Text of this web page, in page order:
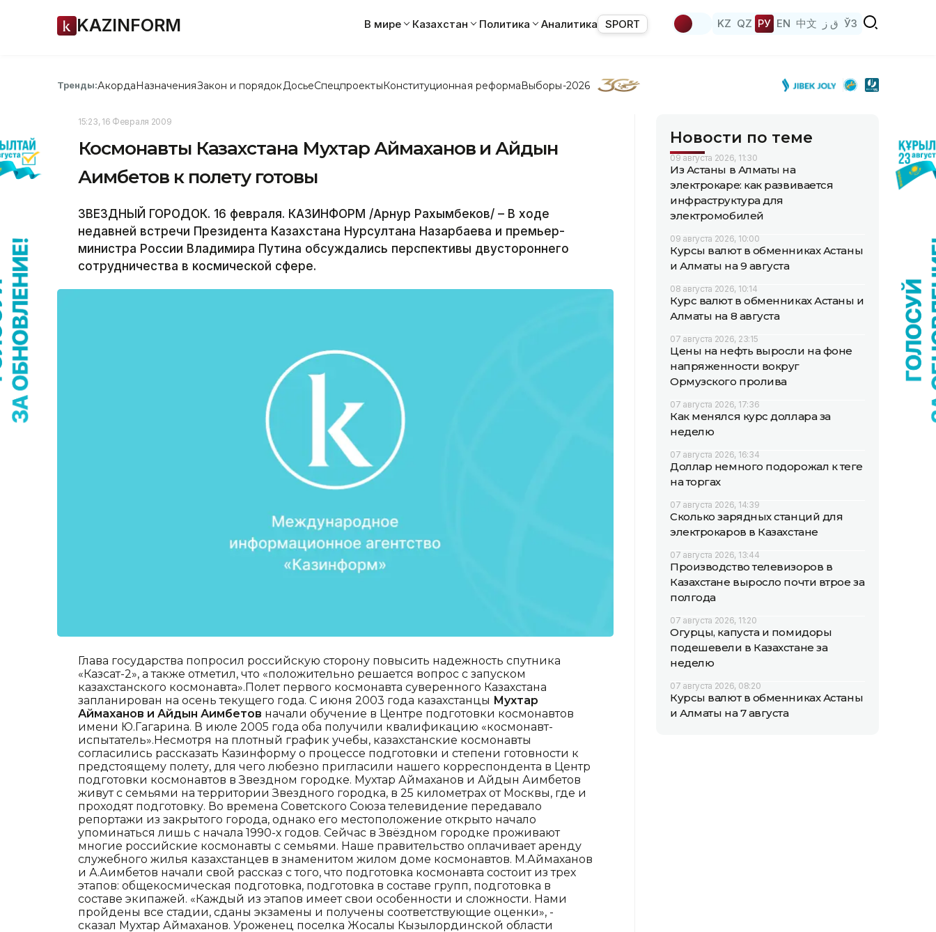
KAZINFORM В мире Казахстан Политика Аналитика SPORT KZ QZ РУ EN 中文 ق ز ЎЗ
Тренды:АкордаНазначенияЗакон и порядок ДосьеСпецпроектыКонституционная реформаВыборы-2026
15:23, 16 Февраля 2009
Космонавты Казахстана Мухтар Аймаханов и Айдын
Аимбетов к полету готовы
ЗВЕЗДНЫЙ ГОРОДОК. 16 февраля. КАЗИНФОРМ /Арнур Рахымбеков/ – В ходе
недавней встречи Президента Казахстана Нурсултана Назарбаева и премьер-
министра России Владимира Путина обсуждались перспективы двустороннего
сотрудничества в космической сфере.
Глава государства попросил российскую сторону повысить надежность спутника
«Казсат-2», а также отметил, что «положительно решается вопрос с запуском
казахстанского космонавта».Полет первого космонавта суверенного Казахстана
запланирован на осень текущего года. С июня 2003 года казахстанцы Мухтар
Аймаханов и Айдын Аимбетов начали обучение в Центре подготовки космонавтов
имени Ю.Гагарина. В июле 2005 года оба получили квалификацию «космонавт-
испытатель».Несмотря на плотный график учебы, казахстанские космонавты
согласились рассказать Казинформу о процессе подготовки и степени готовности к
предстоящему полету, для чего любезно пригласили нашего корреспондента в Центр
подготовки космонавтов в Звездном городке. Мухтар Аймаханов и Айдын Аимбетов
живут с семьями на территории Звездного городка, в 25 километрах от Москвы, где и
проходят подготовку. Во времена Советского Союза телевидение передавало
репортажи из закрытого города, однако его местоположение открыто начало
упоминаться лишь с начала 1990-х годов. Сейчас в Звёздном городке проживают
многие российские космонавты с семьями. Наше правительство оплачивает аренду
служебного жилья казахстанцев в знаменитом жилом доме космонавтов. М.Аймаханов
и А.Аимбетов начали свой рассказ с того, что подготовка космонавта состоит из трех
этапов: общекосмическая подготовка, подготовка в составе групп, подготовка в
составе экипажей. «Каждый из этапов имеет свои особенности и сложности. Нами
пройдены все стадии, сданы экзамены и получены соответствующие оценки», -
сказал Мухтар Аймаханов. Уроженец поселка Жосалы Кызылординской области
Новости по теме
09 августа 2026, 11:30
Из Астаны в Алматы на
электрокаре: как развивается
инфраструктура для
электромобилей
09 августа 2026, 10:00
Курсы валют в обменниках Астаны
и Алматы на 9 августа
08 августа 2026, 10:14
Курс валют в обменниках Астаны и
Алматы на 8 августа
07 августа 2026, 23:15
Цены на нефть выросли на фоне
напряженности вокруг
Ормузского пролива
07 августа 2026, 17:36
Как менялся курс доллара за
неделю
07 августа 2026, 16:34
Доллар немного подорожал к теңге
на торгах
07 августа 2026, 14:39
Сколько зарядных станций для
электрокаров в Казахстане
07 августа 2026, 13:44
Производство телевизоров в
Казахстане выросло почти втрое за
полгода
07 августа 2026, 11:20
Огурцы, капуста и помидоры
подешевели в Казахстане за
неделю
07 августа 2026, 08:20
Курсы валют в обменниках Астаны
и Алматы на 7 августа